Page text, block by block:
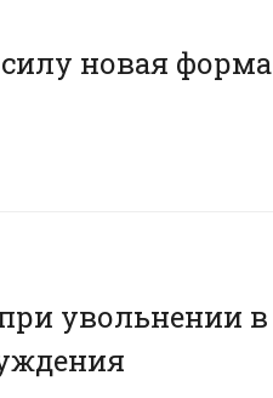
силу новая форма
увольнении в